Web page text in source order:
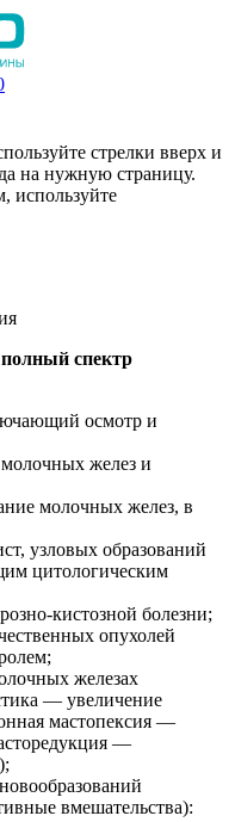
стрелки вверх и
на нужную страницу.
используйте
спектр
осмотр и
молочных желез и
молочных желез, в
узловых образований
цитологическим
кистозной болезни;
опухолей
железах
— увеличение
мастопексия —
—
вмешательства):